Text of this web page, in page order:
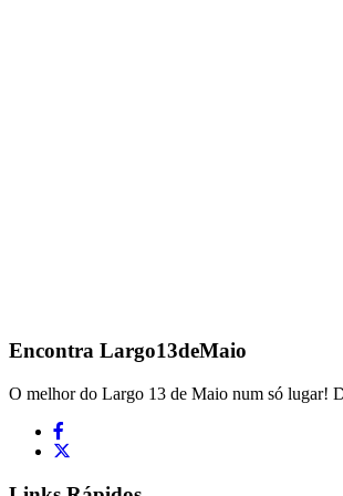
Encontra Largo13deMaio
O melhor do Largo 13 de Maio num só lugar!